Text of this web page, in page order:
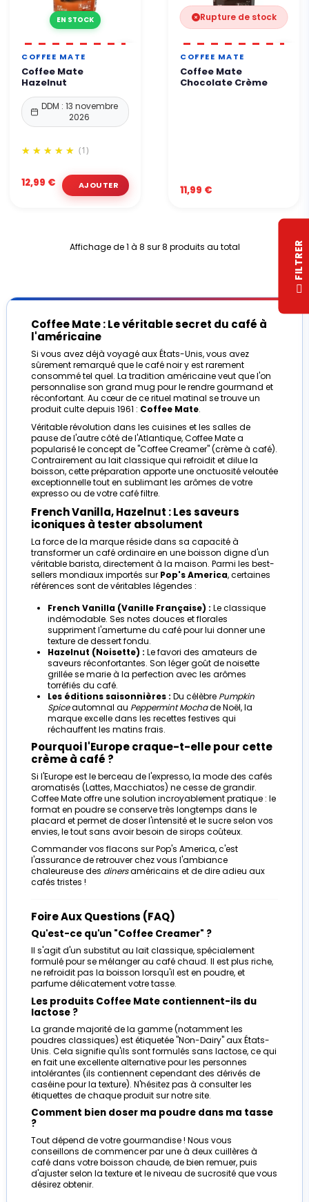
EN STOCK
COFFEE MATE
Coffee Mate
Hazelnut
DDM : 13 novembre
2026
(1)
12,99 €
Rupture de stock
COFFEE MATE
Coffee Mate
Chocolate Crème
11,99 €
Affichage de 1 à 8 sur 8 produits au total
Coffee Mate : Le véritable secret du café à
l'américaine
Si vous avez déjà voyagé aux États-Unis, vous avez
sûrement remarqué que le café noir y est rarement
consommé tel quel. La tradition américaine veut que l'on
personnalise son grand mug pour le rendre gourmand et
réconfortant. Au cœur de ce rituel matinal se trouve un
produit culte depuis 1961 : Coffee Mate.
Véritable révolution dans les cuisines et les salles de
pause de l'autre côté de l'Atlantique, Coffee Mate a
popularisé le concept de "Coffee Creamer" (crème à café).
Contrairement au lait classique qui refroidit et dilue la
boisson, cette préparation apporte une onctuosité veloutée
exceptionnelle tout en sublimant les arômes de votre
expresso ou de votre café filtre.
French Vanilla, Hazelnut : Les saveurs
iconiques à tester absolument
La force de la marque réside dans sa capacité à
transformer un café ordinaire en une boisson digne d'un
véritable barista, directement à la maison. Parmi les best-
sellers mondiaux importés sur Pop's America, certaines
références sont de véritables légendes :
French Vanilla (Vanille Française) : Le classique
indémodable. Ses notes douces et florales
suppriment l'amertume du café pour lui donner une
texture de dessert fondu.
Hazelnut (Noisette) : Le favori des amateurs de
saveurs réconfortantes. Son léger goût de noisette
grillée se marie à la perfection avec les arômes
torréfiés du café.
Les éditions saisonnières : Du célèbre Pumpkin
Spiceautomnal au Peppermint Mochade Noël, la
marque excelle dans les recettes festives qui
réchauffent les matins frais.
Pourquoi l'Europe craque-t-elle pour cette
crème à café ?
Si l'Europe est le berceau de l'expresso, la mode des cafés
aromatisés (Lattes, Macchiatos) ne cesse de grandir.
Coffee Mate offre une solution incroyablement pratique : le
format en poudre se conserve très longtemps dans le
placard et permet de doser l'intensité et le sucre selon vos
envies, le tout sans avoir besoin de sirops coûteux.
Commander vos flacons sur Pop's America, c'est
l'assurance de retrouver chez vous l'ambiance
chaleureuse des dinersaméricains et de dire adieu aux
cafés tristes !
Foire Aux Questions (FAQ)
Qu'est-ce qu'un "Coffee Creamer" ?
Il s'agit d'un substitut au lait classique, spécialement
formulé pour se mélanger au café chaud. Il est plus riche,
ne refroidit pas la boisson lorsqu'il est en poudre, et
parfume délicatement votre tasse.
Les produits Coffee Mate contiennent-ils du
lactose ?
La grande majorité de la gamme (notamment les
poudres classiques) est étiquetée "Non-Dairy" aux États-
Unis. Cela signifie qu'ils sont formulés sans lactose, ce qui
en fait une excellente alternative pour les personnes
intolérantes (ils contiennent cependant des dérivés de
caséine pour la texture). N'hésitez pas à consulter les
étiquettes de chaque produit sur notre site.
Comment bien doser ma poudre dans ma tasse
?
Tout dépend de votre gourmandise ! Nous vous
conseillons de commencer par une à deux cuillères à
café dans votre boisson chaude, de bien remuer, puis
d'ajuster selon la texture et le niveau de sucrosité que vous
désirez obtenir.
R